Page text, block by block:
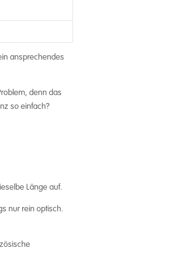
ansprechendes
denn das
so einfach?
Länge auf.
nur rein optisch.